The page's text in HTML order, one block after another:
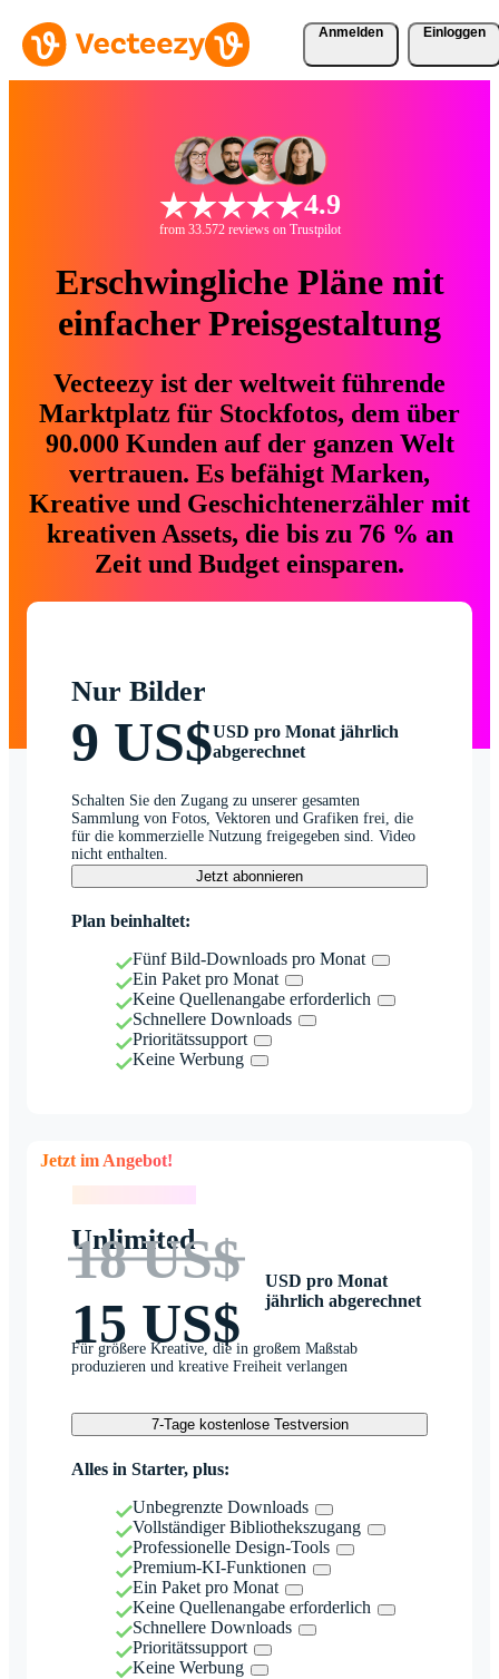
Anmelden Einloggen
4.9
from 33.572 reviews on Trustpilot
Erschwingliche Pläne mit
einfacher Preisgestaltung
Vecteezy ist der weltweit führende
Marktplatz für Stockfotos, dem über
90.000 Kunden auf der ganzen Welt
vertrauen. Es befähigt Marken,
Kreative und Geschichtenerzähler mit
kreativen Assets, die bis zu 76 % an
Zeit und Budget einsparen.
Nur Bilder
9 US$USD pro Monat jährlich
abgerechnet
Schalten Sie den Zugang zu unserer gesamten
Sammlung von Fotos, Vektoren und Grafiken frei, die
für die kommerzielle Nutzung freigegeben sind. Video
nicht enthalten.
Jetzt abonnieren
Plan beinhaltet:
Fünf Bild-Downloads pro Monat
Ein Paket pro Monat
Keine Quellenangabe erforderlich
Schnellere Downloads
Prioritätssupport
Keine Werbung
Jetzt im Angebot!
Unlimited
18 US$
15 US$
USD pro Monat
jährlich abgerechnet
Für größere Kreative, die in großem Maßstab
produzieren und kreative Freiheit verlangen
7-Tage kostenlose Testversion
Alles in Starter, plus:
Unbegrenzte Downloads
Vollständiger Bibliothekszugang
Professionelle Design-Tools
Premium-KI-Funktionen
Ein Paket pro Monat
Keine Quellenangabe erforderlich
Schnellere Downloads
Prioritätssupport
Keine Werbung